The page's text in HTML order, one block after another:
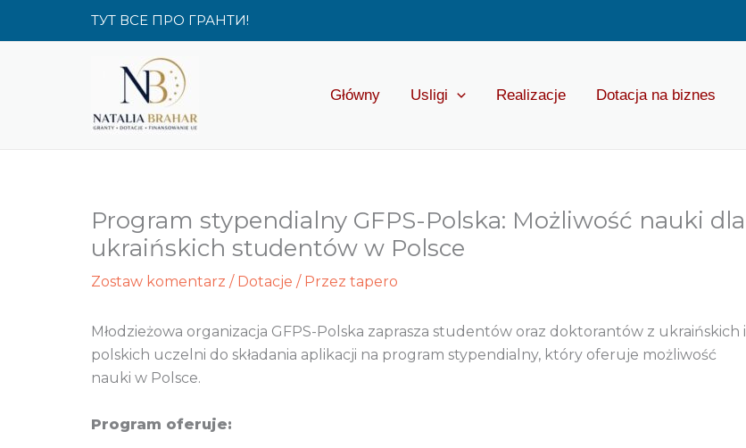
ТУТ ВСЕ ПРО ГРАНТИ!
Główny Usligi Realizacje Dotacja na biznes
Program stypendialny GFPS-Polska: Możliwość nauki dla
ukraińskich studentów w Polsce
Zostaw komentarz / Dotacje / Przez tapero
Młodzieżowa organizacja GFPS-Polska zaprasza studentów oraz doktorantów z ukraińskich i
polskich uczelni do składania aplikacji na program stypendialny, który oferuje możliwość
nauki w Polsce.
Program oferuje: